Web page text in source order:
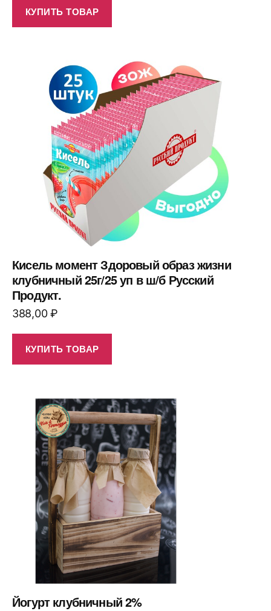
КУПИТЬ ТОВАР
Кисель момент Здоровый образ жизни
клубничный 25г/25 уп в ш/б Русский
Продукт.
388,00₽
КУПИТЬ ТОВАР
Йогурт клубничный 2%